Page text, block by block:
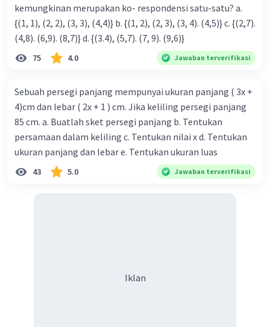
kemungkinan merupakan ko- respondensi satu-satu? a.
{(1, 1), (2, 2), (3, 3), (4,4)} b. {(1, 2), (2, 3), (3, 4). (4,5)} c. {(2,7).
(4,8). (6,9). (8,7)} d. {(3.4), (5,7). (7, 9). (9,6)}
75 4.0 Jawaban terverifikasi
Sebuah persegi panjang mempunyai ukuran panjang ( 3x +
4)cm dan lebar ( 2x + 1 ) cm. Jika keliling persegi panjang
85 cm. a. Buatlah sket persegi panjang b. Tentukan
persamaan dalam keliling c. Tentukan nilai x d. Tentukan
ukuran panjang dan lebar e. Tentukan ukuran luas
43 5.0 Jawaban terverifikasi
Iklan